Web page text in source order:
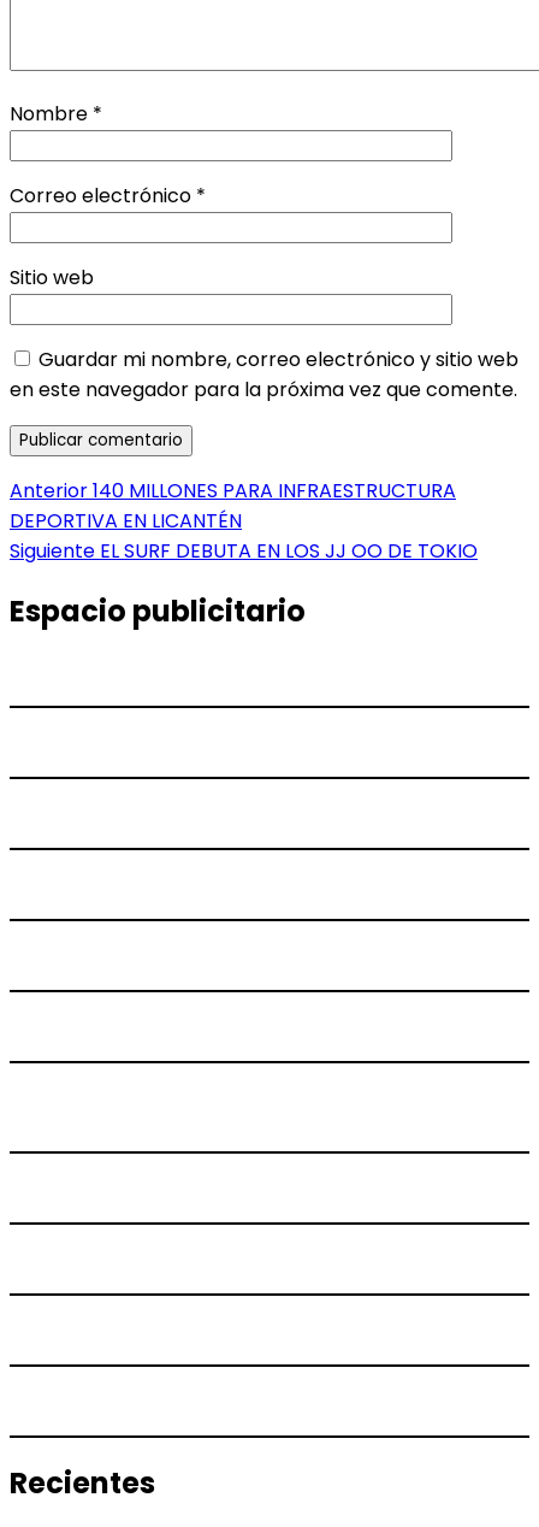
Nombre *
Correo electrónico *
Sitio web
Guardar mi nombre, correo electrónico y sitio web
en este navegador para la próxima vez que comente.
Navegación
de
AnteriorEntrada
anterior:
140 MILLONES PARA INFRAESTRUCTURA
DEPORTIVA EN LICANTÉN
Siguiente Entrada
EL SURF DEBUTA EN LOS JJ OO DE TOKIO
Espacio publicitario
Recientes